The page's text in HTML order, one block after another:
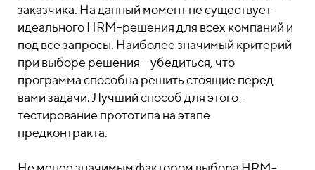
заказчика. На данный момент не существует
идеального HRM-решения для всех компаний и
под все запросы. Наиболее значимый критерий
при выборе решения – убедиться, что
программа способна решить стоящие перед
вами задачи. Лучший способ для этого –
тестирование прототипа на этапе
предконтракта.